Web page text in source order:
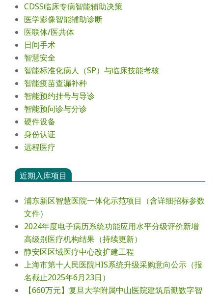
CDSS临床专病智能辅助决策
医学影像智能辅助诊断
医联体/医共体
日间手术
智慧安全
智能标准化病人（SP）与临床技能考核
智能疫苗查漏补种
智能预约挂号与导诊
智能预问诊与分诊
硬件设备
身份认证
远程医疗
近期入库项目
浦东新区智慧医院一体化示范项目（含详细招标参数
文件）
2024年度电⼦病历系统功能应⽤⽔平分级评价新增
⾼级别医疗机构结果（持续更新）
静安区区域医疗中心改扩建工程
上海市第十人民医院HIS系统升级采购意向公示（报
名截止2025年6月23日）
【660万元】复旦大学附属中山医院建筑后勤数字智